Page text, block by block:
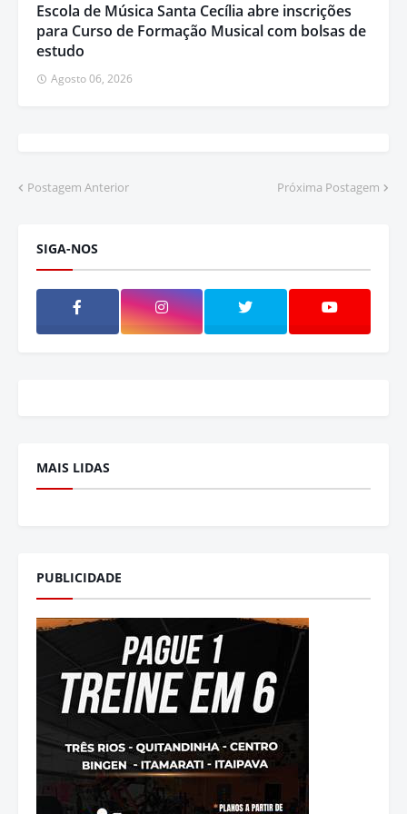
Escola de Música Santa Cecília abre inscrições
para Curso de Formação Musical com bolsas de
estudo
Agosto 06, 2026
Postagem Anterior Próxima Postagem
SIGA-NOS
MAIS LIDAS
PUBLICIDADE